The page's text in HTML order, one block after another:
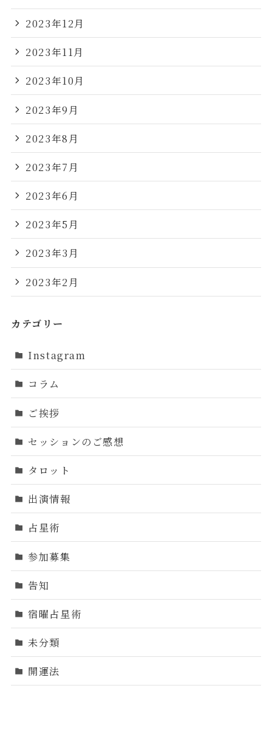
2023年12月
2023年11月
2023年10月
2023年9月
2023年8月
2023年7月
2023年6月
2023年5月
2023年3月
2023年2月
カテゴリー
Instagram
コラム
ご挨拶
セッションのご感想
タロット
出演情報
占星術
参加募集
告知
宿曜占星術
未分類
開運法